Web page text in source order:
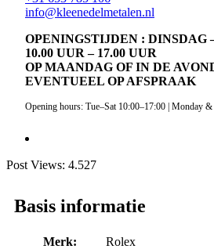
info@kleenedelmetalen.nl
OPENINGSTIJDEN : DINSDAG
10.00 UUR – 17.00 UUR
OP MAANDAG OF IN DE
EVENTUEEL OP AFSPRAAK
Opening hours: Tue–Sat 10:00–17:00 | Monday
Post Views: 4.527
Basis informatie
Merk:
Rolex